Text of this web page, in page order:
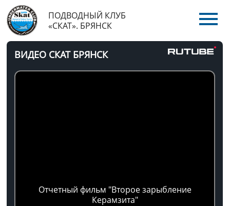
ПОДВОДНЫЙ КЛУБ
«СКАТ». БРЯНСК
ВИДЕО СКАТ БРЯНСК
Отчетный фильм "Второе зарыбление
Керамзита"